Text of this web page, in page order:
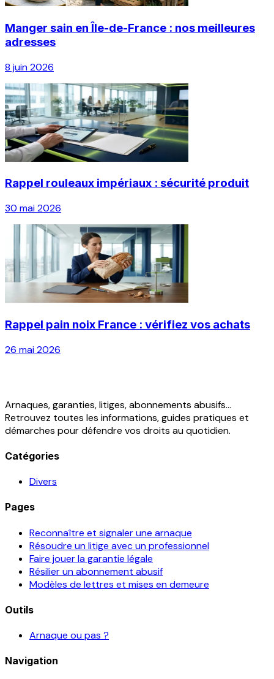
Manger sain en Île-de-France : nos meilleures
adresses
8 juin 2026
Rappel rouleaux impériaux : sécurité produit
30 mai 2026
Rappel pain noix France : vérifiez vos achats
26 mai 2026
Arnaques, garanties, litiges, abonnements abusifs...
Retrouvez toutes les informations, guides pratiques et
démarches pour défendre vos droits au quotidien.
Catégories
Divers
Pages
Reconnaître et signaler une arnaque
Résoudre un litige avec un professionnel
Faire jouer la garantie légale
Résilier un abonnement abusif
Modèles de lettres et mises en demeure
Outils
Arnaque ou pas ?
Navigation